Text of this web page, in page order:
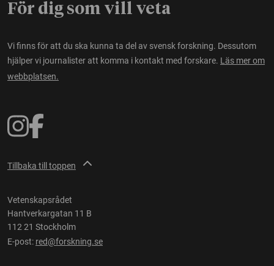
För dig som vill veta
Vi finns för att du ska kunna ta del av svensk forskning. Dessutom
hjälper vi journalister att komma i kontakt med forskare. Läs mer om
webbplatsen.
Tillbaka till toppen
Vetenskapsrådet
Hantverkargatan 11 B
112 21 Stockholm
E-post: red@forskning.se